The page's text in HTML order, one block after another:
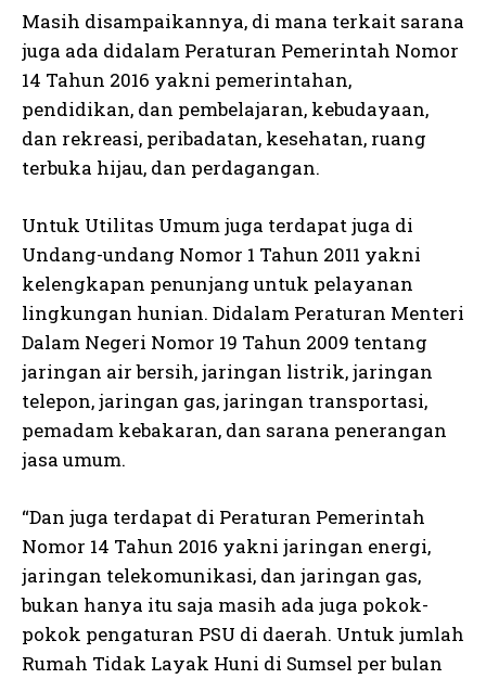
Masih disampaikannya, di mana terkait sarana
juga ada didalam Peraturan Pemerintah Nomor
14 Tahun 2016 yakni pemerintahan,
pendidikan, dan pembelajaran, kebudayaan,
dan rekreasi, peribadatan, kesehatan, ruang
terbuka hijau, dan perdagangan.
Untuk Utilitas Umum juga terdapat juga di
Undang-undang Nomor 1 Tahun 2011 yakni
kelengkapan penunjang untuk pelayanan
lingkungan hunian. Didalam Peraturan Menteri
Dalam Negeri Nomor 19 Tahun 2009 tentang
jaringan air bersih, jaringan listrik, jaringan
telepon, jaringan gas, jaringan transportasi,
pemadam kebakaran, dan sarana penerangan
jasa umum.
“Dan juga terdapat di Peraturan Pemerintah
Nomor 14 Tahun 2016 yakni jaringan energi,
jaringan telekomunikasi, dan jaringan gas,
bukan hanya itu saja masih ada juga pokok-
pokok pengaturan PSU di daerah. Untuk jumlah
Rumah Tidak Layak Huni di Sumsel per bulan